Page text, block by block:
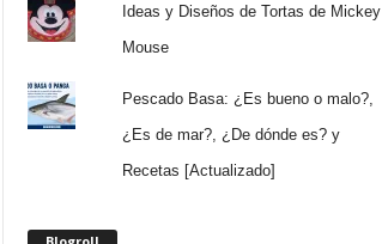
Ideas y Diseños de Tortas de Mickey
Mouse
Pescado Basa: ¿Es bueno o malo?,
¿Es de mar?, ¿De dónde es? y
Recetas [Actualizado]